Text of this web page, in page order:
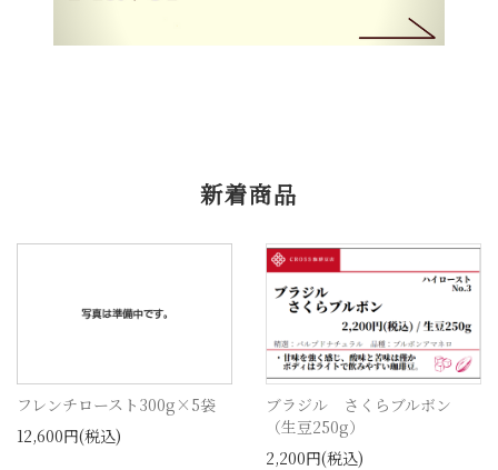
新着商品
フレンチロースト300g×5袋
12,600円(税込)
ブラジル さくらブルボン
（生豆250g）
2,200円(税込)